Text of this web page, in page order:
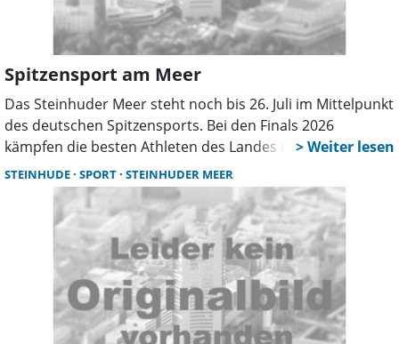
Spitzensport am Meer
Das Steinhuder Meer steht noch bis 26. Juli im Mittelpunkt
des deutschen Spitzensports. Bei den Finals 2026
kämpfen die besten Athleten des Landes in den
Disziplinen Triathlon, Segeln, Surfen und Coastal Rowing
um nationale Titel. Der Eintritt ist kostenfrei.
STEINHUDE SPORT STEINHUDER MEER